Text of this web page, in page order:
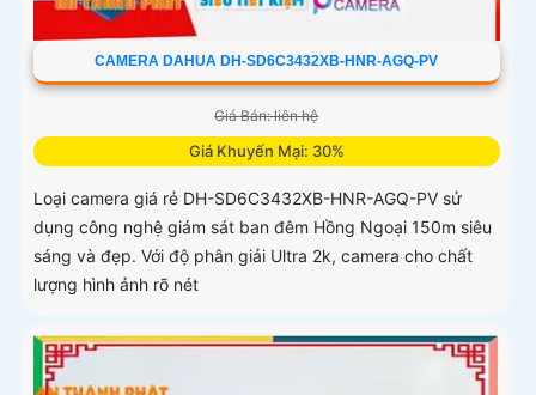
CAMERA DAHUA DH-SD6C3432XB-HNR-AGQ-PV
Giá Bán: liên hệ
Giá Khuyến Mại: 30%
Loại camera giá rẻ DH-SD6C3432XB-HNR-AGQ-PV sử
dụng công nghệ giám sát ban đêm Hồng Ngoại 150m siêu
sáng và đẹp. Với độ phân giải Ultra 2k, camera cho chất
lượng hình ảnh rõ nét